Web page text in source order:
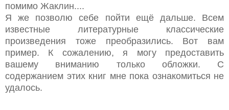
помимо Жаклин....
Я же позволю себе пойти ещё дальше. Всем
известные литературные классические
произведения тоже преобразились. Вот вам
пример. К сожалению, я могу предоставить
вашему вниманию только обложки. С
содержанием этих книг мне пока ознакомиться не
удалось.